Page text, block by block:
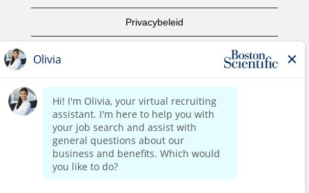
Privacybeleid
Copyright informatie
Contact opnemen
Startpagina van het bedrijf